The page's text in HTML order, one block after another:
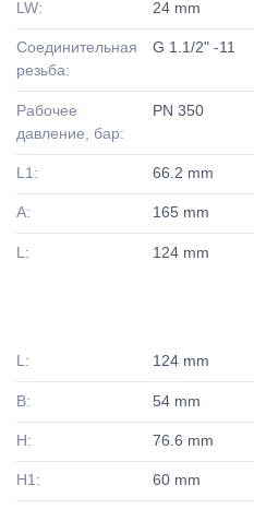
LW: 24 mm
Соединительная
резьба:
G 1.1/2" -11
Рабочее
давление, бар:
PN 350
L1: 66.2 mm
A: 165 mm
L: 124 mm
L: 124 mm
B: 54 mm
H: 76.6 mm
H1: 60 mm